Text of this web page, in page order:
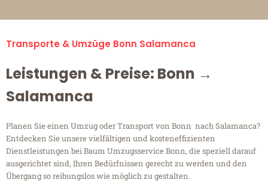
Transporte & Umzüge Bonn Salamanca
Leistungen & Preise: Bonn →
Salamanca
Planen Sie einen Umzug oder Transport von Bonn nach Salamanca?
Entdecken Sie unsere vielfältigen und kosteneffizienten
Dienstleistungen bei Baum Umzugsservice Bonn, die speziell darauf
ausgerichtet sind, Ihren Bedürfnissen gerecht zu werden und den
Übergang so reibungslos wie möglich zu gestalten.